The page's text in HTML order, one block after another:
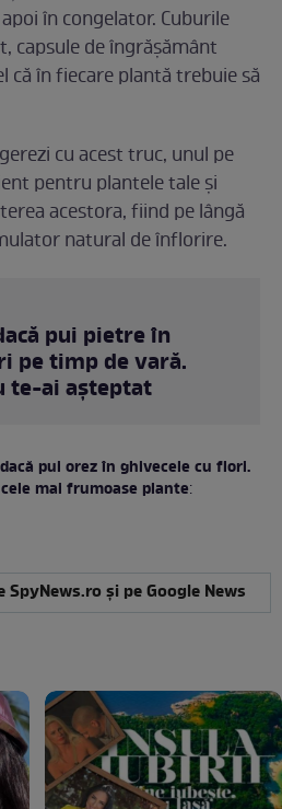
în congelator. Cuburile
capsule de îngrășământ
că în fiecare plantă trebuie să
cu acest truc, unul pe
pentru plantele tale și
acestora, fiind pe lângă
natural de înflorire.
pui pietre în
pe timp de vară.
te-ai așteptat
pui orez în ghivecele cu flori.
mai frumoase plante:
și pe Google News